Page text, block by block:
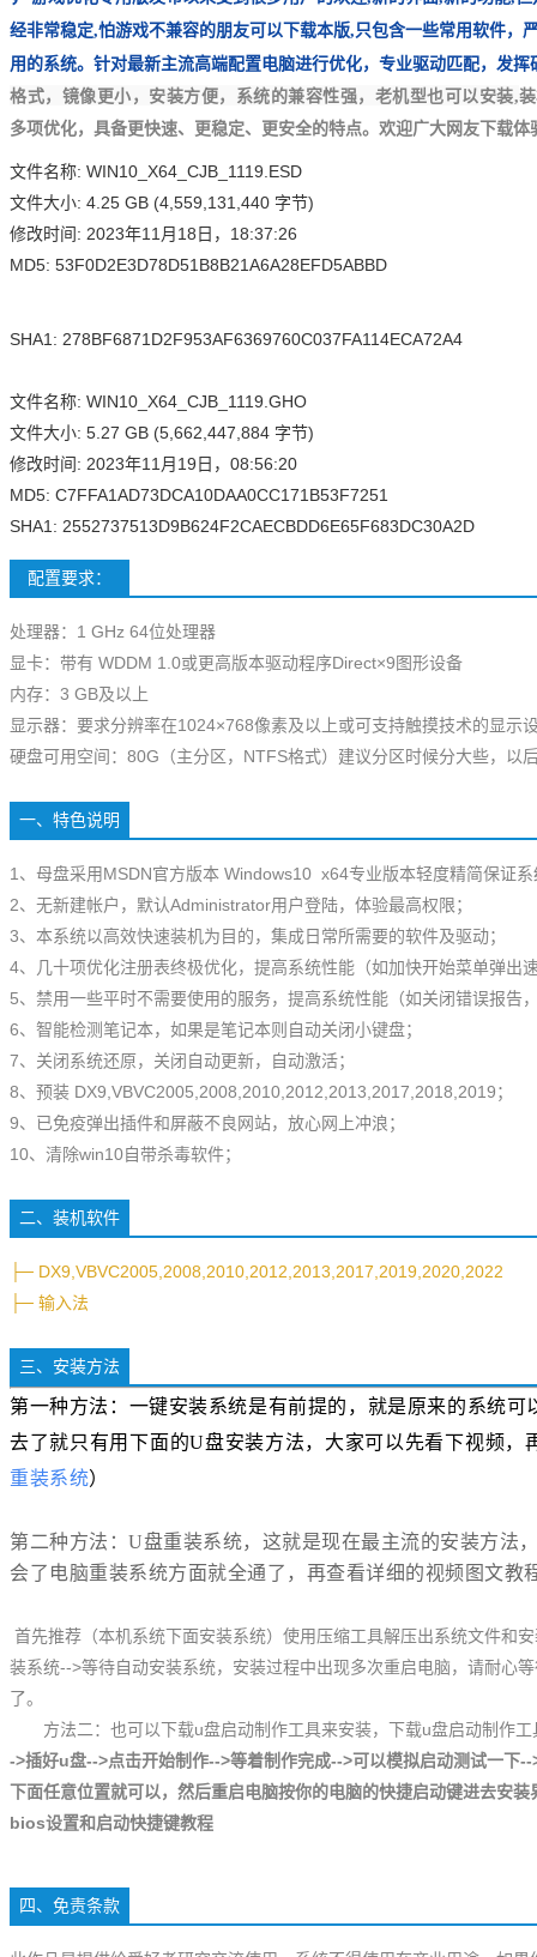
经非常稳定,怕游戏不兼容的朋友可以下载本版,只包含一些常用软件，
用的系统。针对最新主流高端配置电脑进行优化，专业驱动匹配，发
格式，镜像更小，安装方便，系统的兼容性强，老机型也可以安装,
多项优化，具备更快速、更稳定、更安全的特点。欢迎广大网友下载体
文件名称: WIN10_X64_CJB_1119.ESD
文件大小: 4.25 GB (4,559,131,440 字节)
修改时间: 2023年11月18日，18:37:26
MD5: 53F0D2E3D78D51B8B21A6A28EFD5ABBD
SHA1: 278BF6871D2F953AF6369760C037FA114ECA72A4
文件名称: WIN10_X64_CJB_1119.GHO
文件大小: 5.27 GB (5,662,447,884 字节)
修改时间: 2023年11月19日，08:56:20
MD5: C7FFA1AD73DCA10DAA0CC171B53F7251
SHA1: 2552737513D9B624F2CAECBDD6E65F683DC30A2D
配置要求：
处理器：1 GHz 64位处理器
显卡：带有 WDDM 1.0或更高版本驱动程序Direct×9图形设备
内存：3 GB及以上
显示器：要求分辨率在1024×768像素及以上或可支持触摸技术的显示
硬盘可用空间：80G（主分区，NTFS格式）建议分区时候分大些，以
一、特色说明
1、母盘采用MSDN官方版本 Windows10 x64专业版本轻度精简保证
2、无新建帐户，默认Administrator用户登陆，体验最高权限；
3、本系统以高效快速装机为目的，集成日常所需要的软件及驱动；
4、几十项优化注册表终极优化，提高系统性能（如加快开始菜单弹出
5、禁用一些平时不需要使用的服务，提高系统性能（如关闭错误报告
6、智能检测笔记本，如果是笔记本则自动关闭小键盘；
7、关闭系统还原，关闭自动更新，自动激活；
8、预装 DX9,VBVC2005,2008,2010,2012,2013,2017,2018,2019；
9、已免疫弹出插件和屏蔽不良网站，放心网上冲浪；
10、清除win10自带杀毒软件；
二、装机软件
├─ DX9,VBVC2005,2008,2010,2012,2013,2017,2019,2020,2022
├─ 输入法
三、安装方法
第一种方法：一键安装系统是有前提的，就是原来的系统
去了就只有用下面的U盘安装方法，大家可以先看下视频，
重装系统）
第二种方法：U盘重装系统，这就是现在最主流的安装方法
会了电脑重装系统方面就全通了，再查看详细的视频图文教
首先推荐（本机系统下面安装系统）使用压缩工具解压出系统文件和
装系统-->等待自动安装系统，安装过程中出现多次重启电脑，请耐心
了。
方法二：也可以下载u盘启动制作工具来安装，下载u盘启动制作工
->插好u盘-->点击开始制作-->等着制作完成-->可以模拟启动测试一下--
下面任意位置就可以，然后重启电脑按你的电脑的快捷启动键进去安装
bios设置和启动快捷键教程
四、免责条款